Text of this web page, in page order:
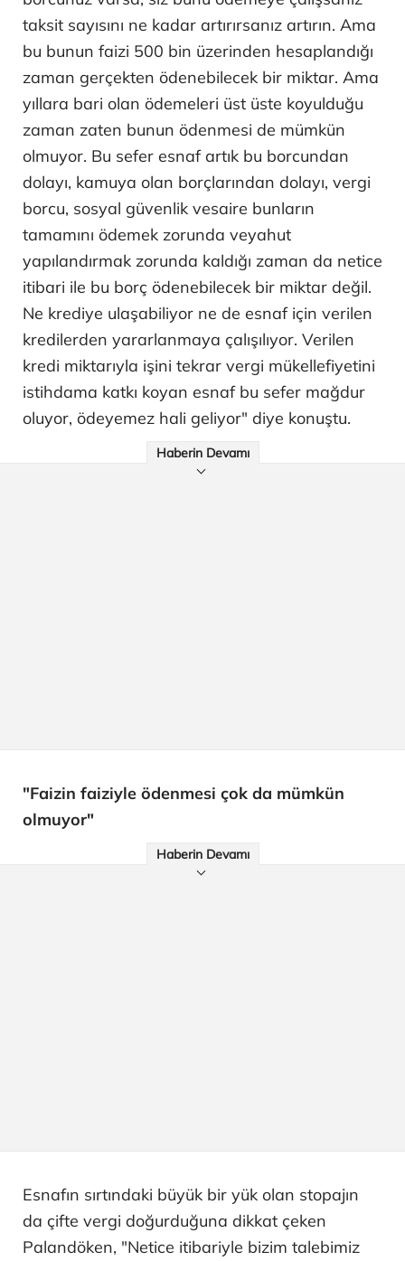
taksit sayısını ne kadar artırırsanız artırın. Ama
bu bunun faizi 500 bin üzerinden hesaplandığı
zaman gerçekten ödenebilecek bir miktar. Ama
yıllara bari olan ödemeleri üst üste koyulduğu
zaman zaten bunun ödenmesi de mümkün
olmuyor. Bu sefer esnaf artık bu borcundan
dolayı, kamuya olan borçlarından dolayı, vergi
borcu, sosyal güvenlik vesaire bunların
tamamını ödemek zorunda veyahut
yapılandırmak zorunda kaldığı zaman da netice
itibari ile bu borç ödenebilecek bir miktar değil.
Ne krediye ulaşabiliyor ne de esnaf için verilen
kredilerden yararlanmaya çalışılıyor. Verilen
kredi miktarıyla işini tekrar vergi mükellefiyetini
istihdama katkı koyan esnaf bu sefer mağdur
oluyor, ödeyemez hali geliyor" diye konuştu.
Haberin Devamı
"Faizin faiziyle ödenmesi çok da mümkün
olmuyor"
Haberin Devamı
Esnafın sırtındaki büyük bir yük olan stopajın
da çifte vergi doğurduğuna dikkat çeken
Palandöken, "Netice itibariyle bizim talebimiz